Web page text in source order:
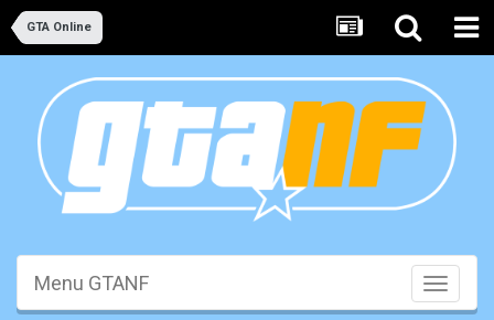
GTA Online
Toggle
Menu GTANF